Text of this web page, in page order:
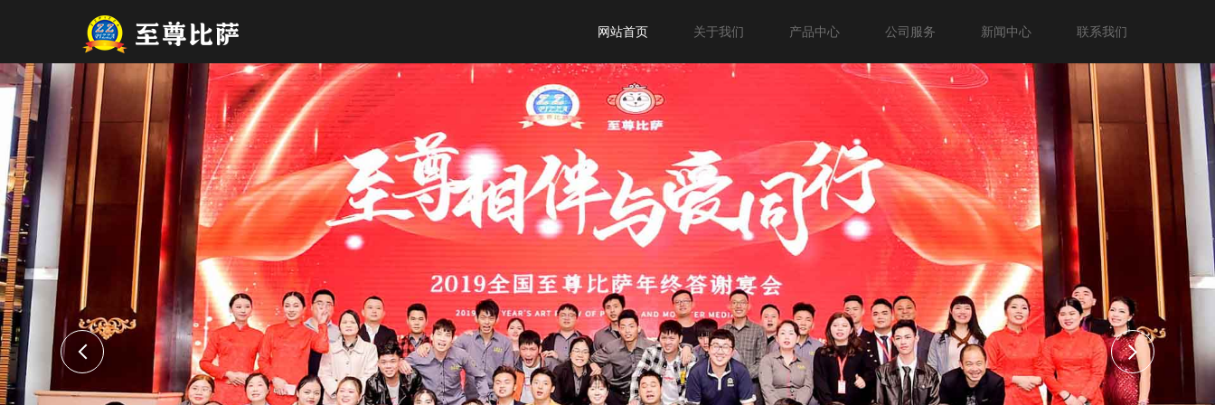
网站首页 关于我们 产品中心 公司服务 新闻中心 联系我们